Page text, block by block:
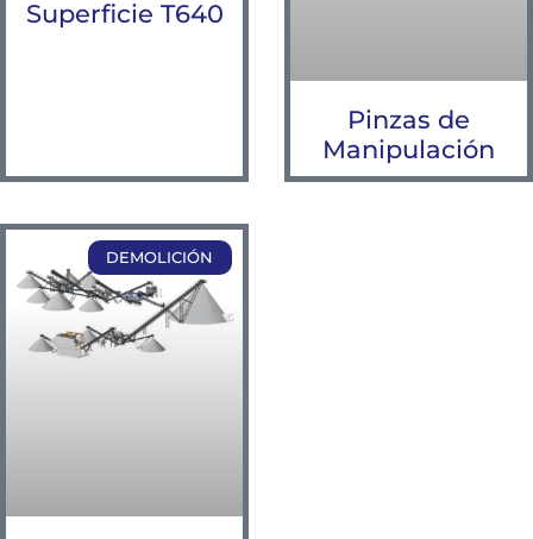
Superficie T640
Pinzas de
Manipulación
DEMOLICIÓN